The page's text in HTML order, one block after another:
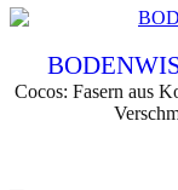
Falthandtuch
Toilettenpapier
Cocos: Fasern aus